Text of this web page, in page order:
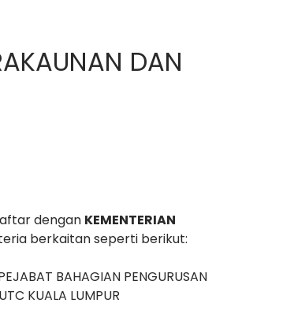
DAN
dengan KEMENTERIAN
berkaitan seperti berikut:
BAHAGIAN PENGURUSAN
KUALA LUMPUR